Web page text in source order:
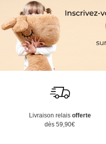
Livraison relais offerte
dès 59,90€